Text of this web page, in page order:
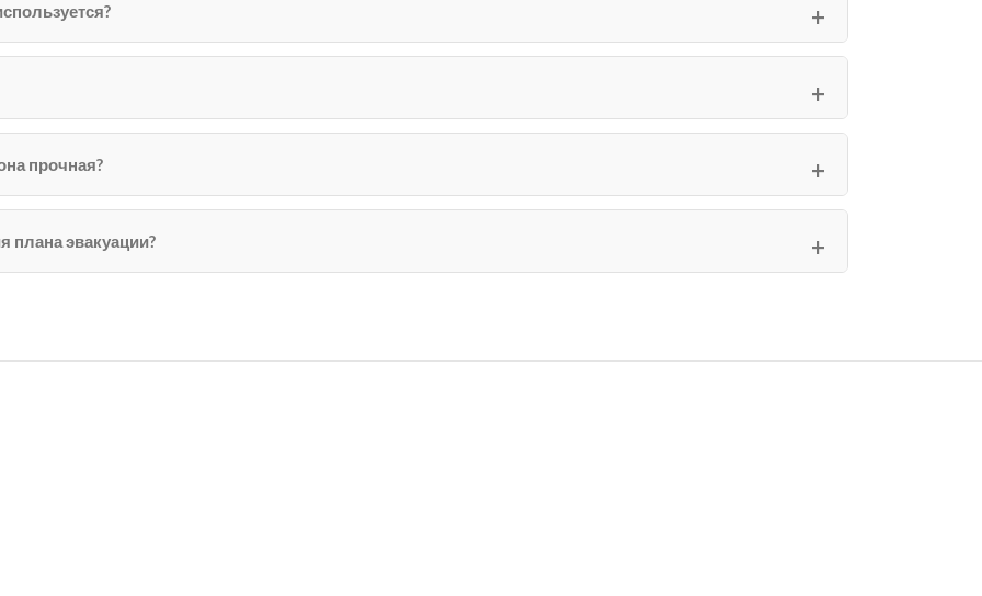
прочная?
плана эвакуации?